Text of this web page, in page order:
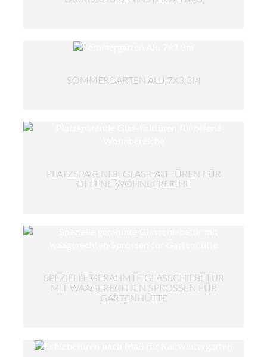
SOMMERGARTEN ALU 7X3,3M
PLATZSPARENDE GLAS-FALTTÜREN FÜR
OFFENE WOHNBEREICHE
SPEZIELLE GERAHMTE GLASSCHIEBETÜR
MIT WAAGERECHTEN SPROSSEN FÜR
GARTENHÜTTE